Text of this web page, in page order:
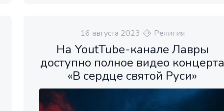
16 августа 2023 Религия
На YoutTube-канале Лавры
доступно полное видео концерта
«В сердце святой Руси»